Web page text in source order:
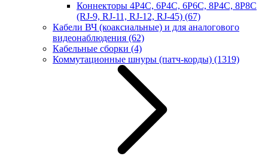
Коннекторы 4P4C, 6P4C, 6P6C, 8P4C, 8P8C
(RJ-9, RJ-11, RJ-12, RJ-45) (67)
Кабели ВЧ (коаксиальные) и для аналогового
видеонаблюдения (62)
Кабельные сборки (4)
Коммутационные шнуры (патч-корды) (1319)